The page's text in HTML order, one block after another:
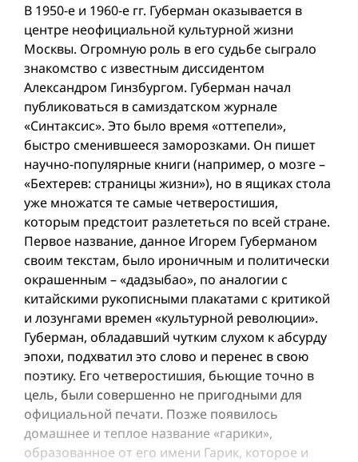
В 1950-е и 1960-е гг. Губерман оказывается в
центре неофициальной культурной жизни
Москвы. Огромную роль в его судьбе сыграло
знакомство с известным диссидентом
Александром Гинзбургом. Губерман начал
публиковаться в самиздатском журнале
«Синтаксис». Это было время «оттепели»,
быстро сменившееся заморозками. Он пишет
научно-популярные книги (например, о мозге –
«Бехтерев: страницы жизни»), но в ящиках стола
уже множатся те самые четверостишия,
которым предстоит разлететься по всей стране.
Первое название, данное Игорем Губерманом
своим текстам, было ироничным и политически
окрашенным – «дадзыбао», по аналогии с
китайскими рукописными плакатами с критикой
и лозунгами времен «культурной революции».
Губерман, обладавший чутким слухом к абсурду
эпохи, подхватил это слово и перенес в свою
поэтику. Его четверостишия, бьющие точно в
цель, были совершенно не пригодными для
официальной печати. Позже появилось
домашнее и теплое название «гарики»,
образованное от его имени Гарик, которое и